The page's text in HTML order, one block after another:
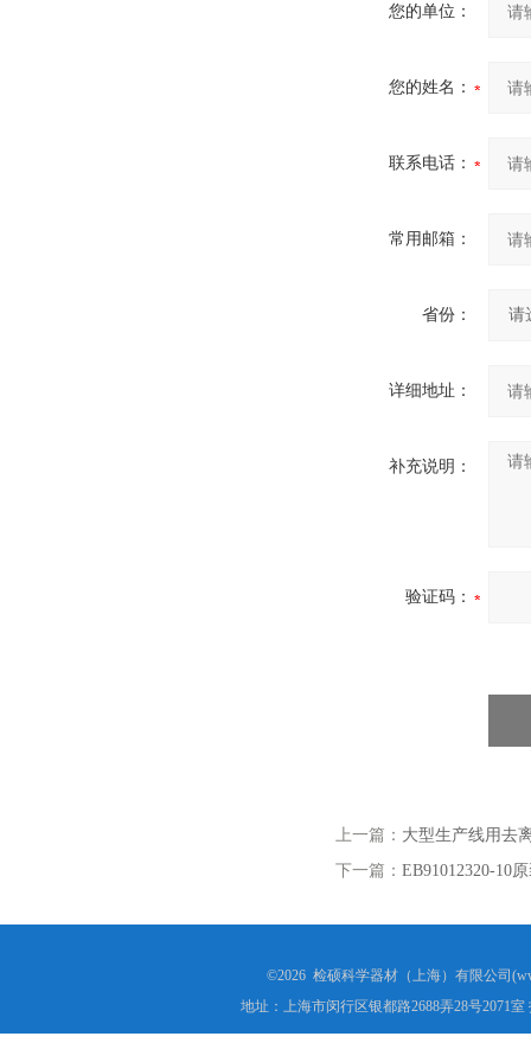
您的单位：
您的姓名：
联系电话：
常用邮箱：
省份：
详细地址：
补充说明：
验证码：
上一篇： 大型生产线用去
下一篇： EB91012320-10
©2026 检硕科学器材（上海）有限公司
地址：上海市闵行区银都路2688弄28号2071室